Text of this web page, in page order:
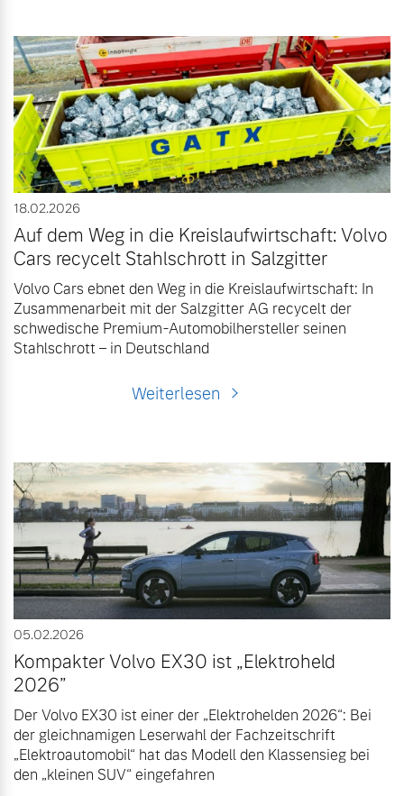
18.02.2026
Auf dem Weg in die Kreislaufwirtschaft: Volvo
Cars recycelt Stahlschrott in Salzgitter
Volvo Cars ebnet den Weg in die Kreislaufwirtschaft: In
Zusammenarbeit mit der Salzgitter AG recycelt der
schwedische Premium-Automobilhersteller seinen
Stahlschrott – in Deutschland
Weiterlesen
05.02.2026
Kompakter Volvo EX30 ist „Elektroheld
2026”
Der Volvo EX30 ist einer der „Elektrohelden 2026“: Bei
der gleichnamigen Leserwahl der Fachzeitschrift
„Elektroautomobil“ hat das Modell den Klassensieg bei
den „kleinen SUV“ eingefahren